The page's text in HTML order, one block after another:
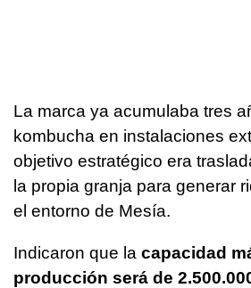
La marca ya acumulaba tres
kombucha en instalaciones
objetivo estratégico era
la propia granja para generar
el entorno de Mesía.
Indicaron que la capacidad
producción será de